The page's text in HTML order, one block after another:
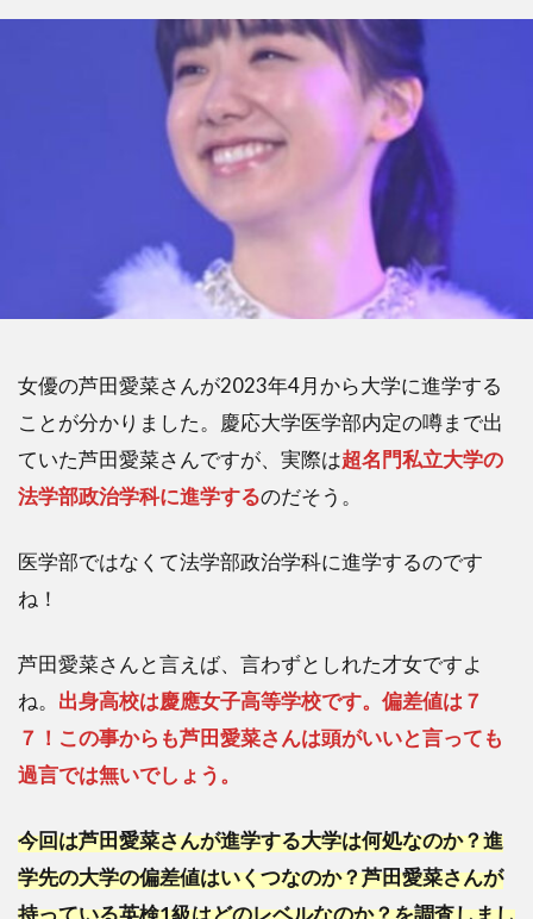
女優の芦田愛菜さんが2023年4月から大学に進学する
ことが分かりました。慶応大学医学部内定の噂まで出
ていた芦田愛菜さんですが、実際は超名門私立大学の
法学部政治学科に進学するのだそう。
医学部ではなくて法学部政治学科に進学するのです
ね！
芦田愛菜さんと言えば、言わずとしれた才女ですよ
ね。 出身高校は慶應女子高等学校です。偏差値は７
７！この事からも芦田愛菜さんは頭がいいと言っても
過言では無いでしょう。
今回は芦田愛菜さんが進学する大学は何処なのか？進
学先の大学の偏差値はいくつなのか？芦田愛菜さんが
持っている英検1級はどのレベルなのか？を調査しまし